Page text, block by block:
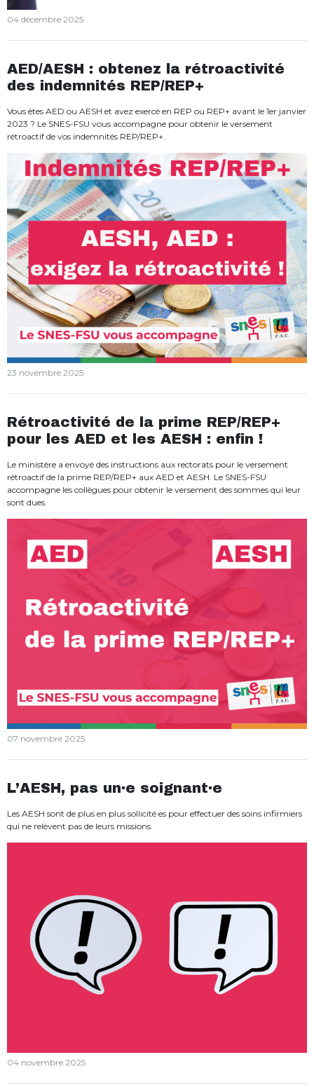
04 décembre 2025
AED/AESH : obtenez la rétroactivité
des indemnités REP/REP+
Vous êtes AED ou AESH et avez exercé en REP ou REP+ avant le 1er janvier
2023 ? Le SNES-FSU vous accompagne pour obtenir le versement
rétroactif de vos indemnités REP/REP+.
23 novembre 2025
Rétroactivité de la prime REP/REP+
pour les AED et les AESH : enfin !
Le ministère a envoyé des instructions aux rectorats pour le versement
rétroactif de la prime REP/REP+ aux AED et AESH. Le SNES-FSU
accompagne les collègues pour obtenir le versement des sommes qui leur
sont dues.
07 novembre 2025
L’AESH, pas un·e soignant·e
Les AESH sont de plus en plus sollicité·es pour effectuer des soins infirmiers
qui ne relèvent pas de leurs missions.
04 novembre 2025